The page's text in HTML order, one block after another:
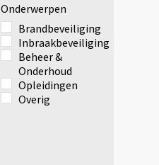
Onderwerpen
Brandbeveiliging
Inbraakbeveiliging
Beheer &
Onderhoud
Opleidingen
Overig